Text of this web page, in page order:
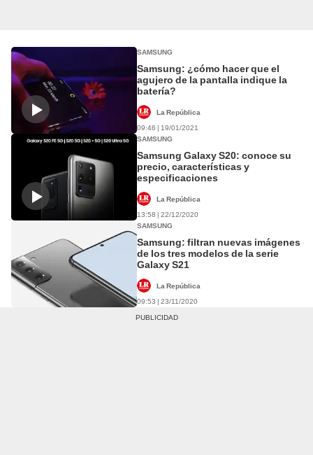
SAMSUNG
Samsung: ¿cómo hacer que el
agujero de la pantalla indique la
batería?
La República
09:46 | 19/01/2021
SAMSUNG
Samsung Galaxy S20: conoce su
precio, características y
especificaciones
La República
13:58 | 22/12/2020
SAMSUNG
Samsung: filtran nuevas imágenes
de los tres modelos de la serie
Galaxy S21
La República
09:53 | 23/11/2020